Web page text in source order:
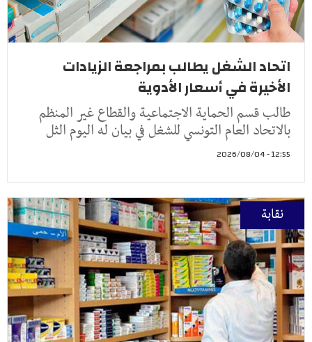
اتحاد الشغل يطالب بمراجعة الزيادات
الأخيرة في أسعار الأدوية
طالب قسم الحماية الاجتماعية والقطاع غير المنظم
بالاتحاد العام التونسي للشغل في بيان له اليوم الثل
12:55 - 2026/08/04
نقابة